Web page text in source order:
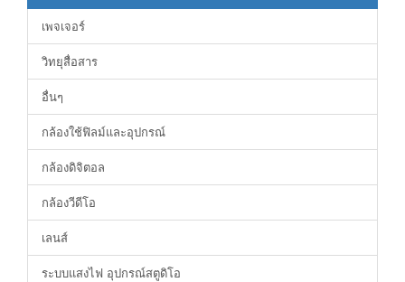
เพจเจอร์
วิทยุสื่อสาร
อื่นๆ
กล้องใช้ฟิลม์และอุปกรณ์
กล้องดิจิตอล
กล้องวีดีโอ
เลนส์
ระบบแสงไฟ อุปกรณ์สตูดิโอ